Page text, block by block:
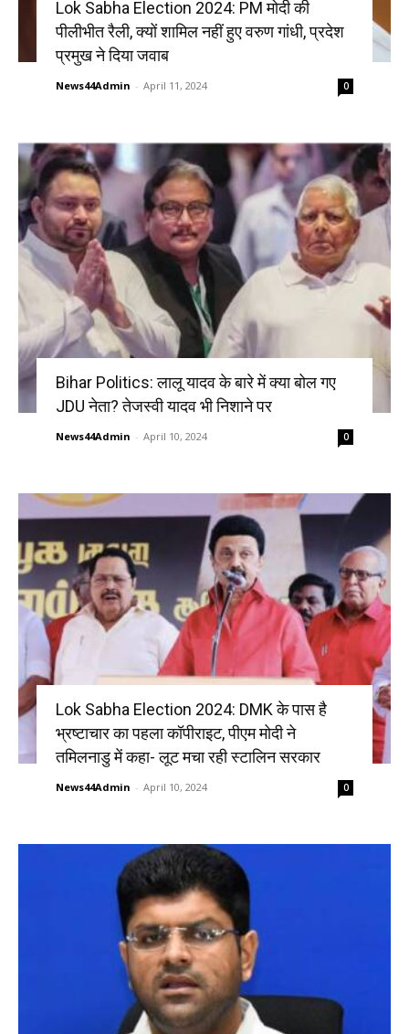
Lok Sabha Election 2024: PM मोदी की
पीलीभीत रैली, क्यों शामिल नहीं हुए वरुण गांधी, प्रदेश
प्रमुख ने दिया जवाब
News44Admin - April 11, 2024 0
Bihar Politics: लालू यादव के बारे में क्या बोल गए
JDU नेता? तेजस्वी यादव भी निशाने पर
News44Admin - April 10, 2024 0
Lok Sabha Election 2024: DMK के पास है
भ्रष्टाचार का पहला कॉपीराइट, पीएम मोदी ने
तमिलनाडु में कहा- लूट मचा रही स्टालिन सरकार
News44Admin - April 10, 2024 0